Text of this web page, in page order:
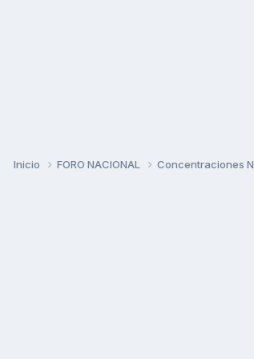
Inicio FORO NACIONAL Concentraciones